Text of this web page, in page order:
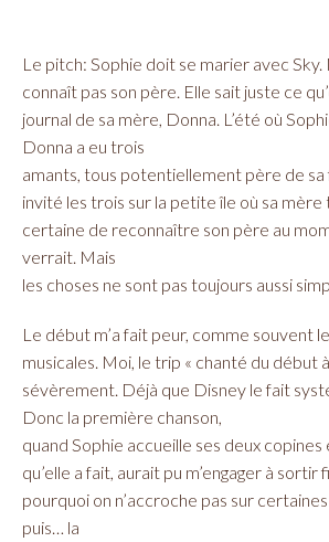
Le pitch: Sophie doit se marier avec Sky.
connaît pas son père. Elle sait juste ce
journal de sa mère, Donna. L’été où
Donna a eu trois
amants, tous potentiellement père de sa
invité les trois sur la petite île où sa mère
certaine de reconnaître son père au
verrait. Mais
les choses ne sont pas toujours aussi
Le début m’a fait peur, comme souvent
musicales. Moi, le trip « chanté du début à
sévèrement. Déjà que Disney le fait
Donc la première chanson,
quand Sophie accueille ses deux
qu’elle a fait, aurait pu m’engager à sortir
pourquoi on n’accroche pas sur
puis… la